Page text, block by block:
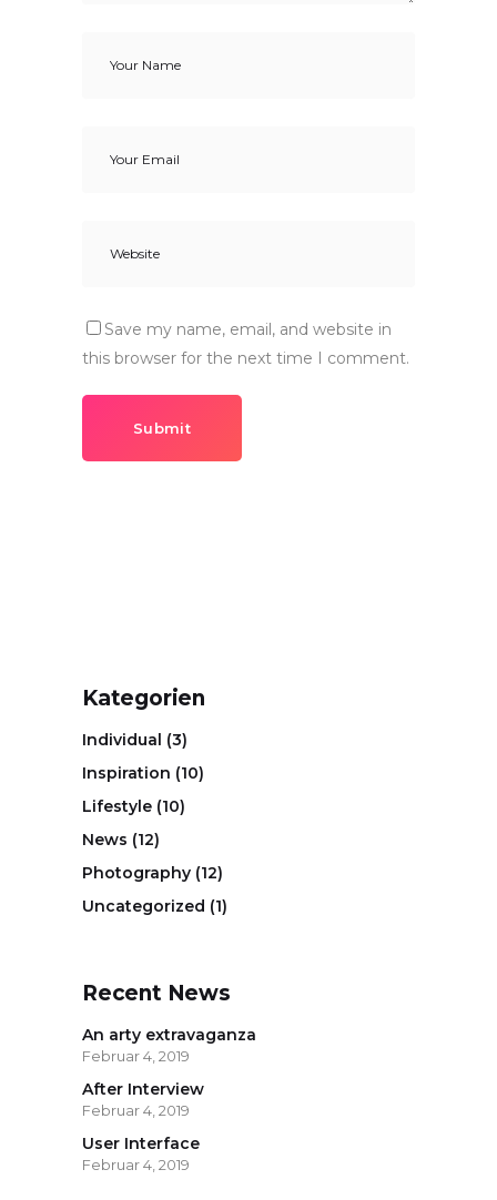
Save my name, email, and website in
this browser for the next time I comment.
Submit
Kategorien
Individual (3)
Inspiration (10)
Lifestyle (10)
News (12)
Photography (12)
Uncategorized (1)
Recent News
An arty extravaganza
Februar 4, 2019
After Interview
Februar 4, 2019
User Interface
Februar 4, 2019